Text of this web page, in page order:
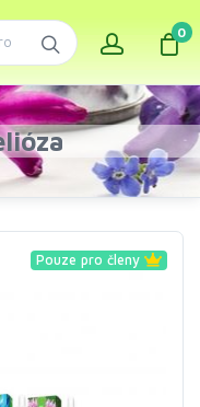
0
Pouze pro členy